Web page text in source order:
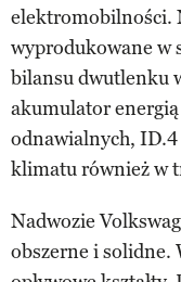
elektromobilności.
wyprodukowane w
bilansu dwutlenku
akumulator energią
odnawialnych,
klimatu również w
Nadwozie
obszerne i solidne.